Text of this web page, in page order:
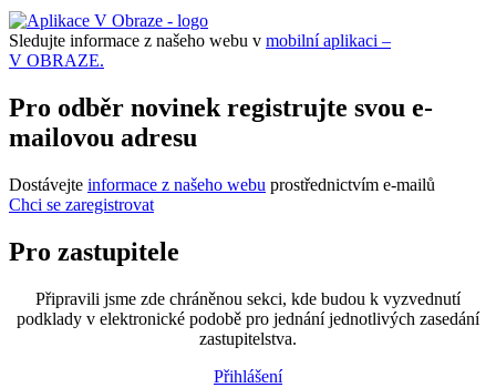
Sledujte informace z našeho webu v mobilní aplikaci –
V OBRAZE.
Pro odběr novinek registrujte svou e-
mailovou adresu
Dostávejte informace z našeho webu prostřednictvím e-mailů
Chci se zaregistrovat
Pro zastupitele
Připravili jsme zde chráněnou sekci, kde budou k vyzvednutí
podklady v elektronické podobě pro jednání jednotlivých zasedání
zastupitelstva.
Přihlášení